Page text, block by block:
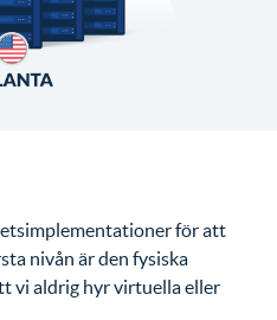
för att
nivån är den fysiska
vi aldrig hyr virtuella eller